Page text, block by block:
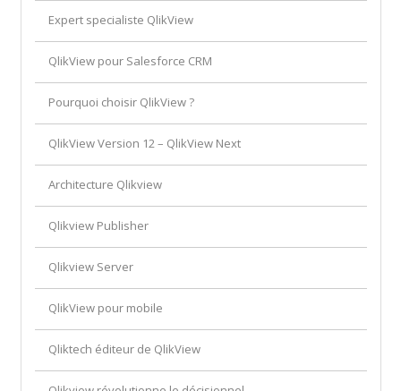
Expert specialiste QlikView
QlikView pour Salesforce CRM
Pourquoi choisir QlikView ?
QlikView Version 12 – QlikView Next
Architecture Qlikview
Qlikview Publisher
Qlikview Server
QlikView pour mobile
Qliktech éditeur de QlikView